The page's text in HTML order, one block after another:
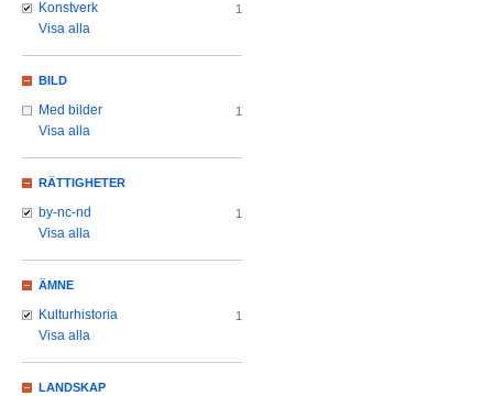
Konstverk 1
Visa alla
BILD
Med bilder 1
Visa alla
RÄTTIGHETER
by-nc-nd 1
Visa alla
ÄMNE
Kulturhistoria 1
Visa alla
LANDSKAP